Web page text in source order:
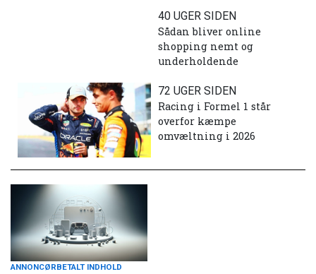
40 UGER SIDEN
Sådan bliver online
shopping nemt og
underholdende
72 UGER SIDEN
Racing i Formel 1 står
overfor kæmpe
omvæltning i 2026
ANNONCØRBETALT INDHOLD